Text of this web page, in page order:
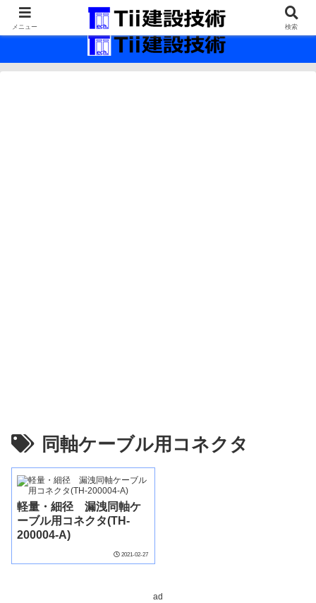
最新の建設技術の情報インフラ。
同軸ケーブル用コネクタ
軽量・細径 漏洩同軸ケ
ーブル用コネクタ(TH-
200004-A)
2021-02-27
ad
メニュー 検索